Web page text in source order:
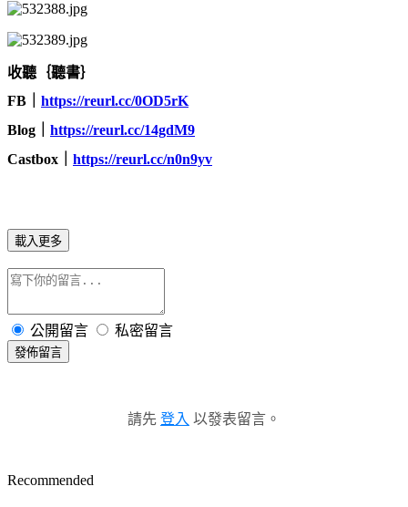
收聽｛聽書｝
FB｜ https://reurl.cc/0OD5rK
Blog｜ https://reurl.cc/14gdM9
Castbox｜ https://reurl.cc/n0n9yv
載入更多
公開留言 私密留言
發佈留言
請先 登入 以發表留言。
Recommended